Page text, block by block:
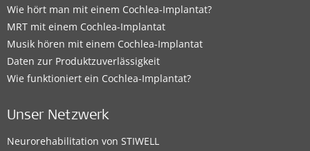
Wie hört man mit einem Cochlea-Implantat?
MRT mit einem Cochlea-Implantat
Musik hören mit einem Cochlea-Implantat
Daten zur Produktzuverlässigkeit
Wie funktioniert ein Cochlea-Implantat?
Unser Netzwerk
Neurorehabilitation von STIWELL